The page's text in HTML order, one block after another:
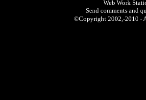
Web Work
Send comments and
©Copyright 2002,-2010 -